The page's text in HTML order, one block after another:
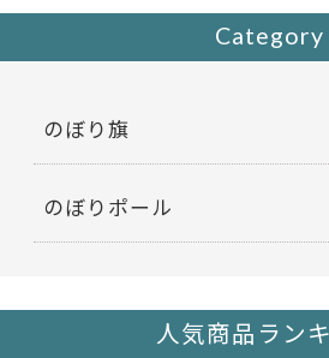
k Category
のぼり旗
のぼりポール
人気商品ラン